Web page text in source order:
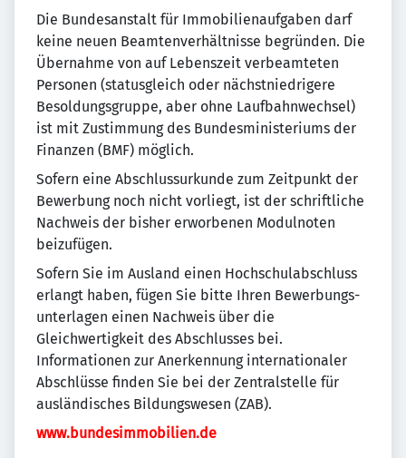
Die Bundesanstalt für Immobilien­aufgaben darf
keine neuen Beamten­verhältnisse begründen. Die
Übernahme von auf Lebenszeit verbeamteten
Personen (statusgleich oder nächstniedrigere
Besoldungs­gruppe, aber ohne Laufbahn­wechsel)
ist mit Zustimmung des Bundes­ministeriums der
Finanzen (BMF) möglich.
Sofern eine Abschlussurkunde zum Zeitpunkt der
Bewerbung noch nicht vorliegt, ist der schriftliche
Nachweis der bisher erworbenen Modulnoten
beizufügen.
Sofern Sie im Ausland einen Hochschul­abschluss
erlangt haben, fügen Sie bitte Ihren Bewerbungs­
unterlagen einen Nachweis über die
Gleichwertigkeit des Abschlusses bei.
Informationen zur Anerkennung internationaler
Abschlüsse finden Sie bei der Zentralstelle für
ausländisches Bildungs­wesen (ZAB).
www.bundesimmobilien.de